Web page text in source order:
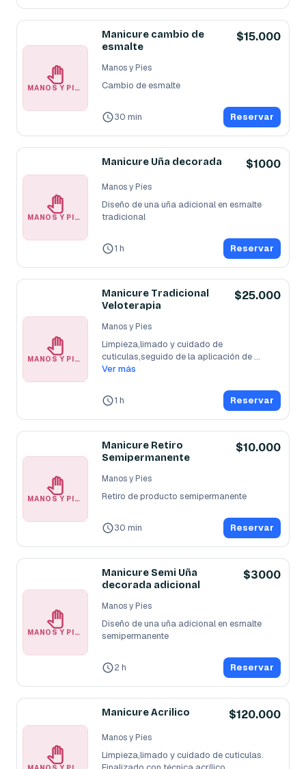
MANOS Y PIES
Manicure cambio de
esmalte
$15.000
Manos y Pies
Cambio de esmalte
30 min Reservar
MANOS Y PIES
Manicure Uña decorada $1000
Manos y Pies
Diseño de una uña adicional en esmalte
tradicional
1 h Reservar
MANOS Y PIES
Manicure Tradicional
Veloterapia
$25.000
Manos y Pies
Limpieza,limado y cuidado de
cuticulas,seguido de la aplicación de
esmalte de
Ver más
1 h Reservar
MANOS Y PIES
Manicure Retiro
Semipermanente
$10.000
Manos y Pies
Retiro de producto semipermanente
30 min Reservar
MANOS Y PIES
Manicure Semi Uña
decorada adicional
$3000
Manos y Pies
Diseño de una uña adicional en esmalte
semipermanente
2 h Reservar
Manicure Acrilico $120.000
Manos y Pies
Limpieza,limado y cuidado de cuticulas.